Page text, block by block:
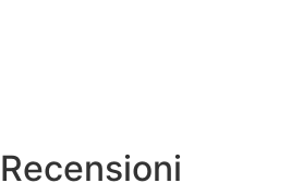
Recensioni